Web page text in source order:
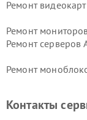
Ремонт
Ремонт
Ремонт серверов
Ремонт
Контакты